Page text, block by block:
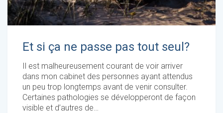
Et si ça ne passe pas tout seul?
Il est malheureusement courant de voir arriver
dans mon cabinet des personnes ayant attendus
un peu trop longtemps avant de venir consulter.
Certaines pathologies se développeront de façon
visible et d’autres de…